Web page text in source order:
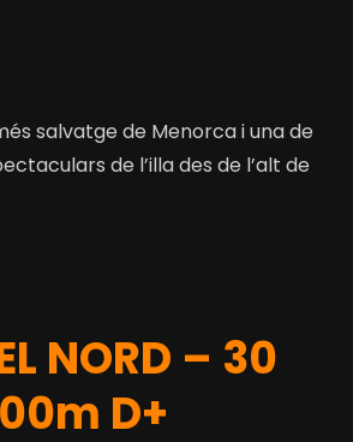
salvatge de Menorca i una de
de l’illa des de l’alt de
NORD – 30
D+